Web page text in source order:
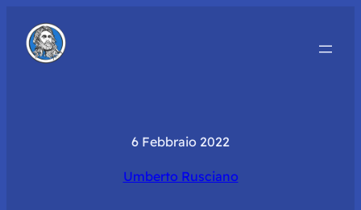
6 Febbraio 2022
Umberto Rusciano